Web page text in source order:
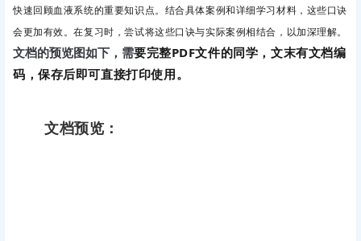
快速回顾血液系统的重要知识点。结合具体案例和详细学习材料，这些口诀
会更加有效。在复习时，尝试将这些口诀与实际案例相结合，以加深理解。
文档的预览图如下，需要完整PDF文件的同学，文末有文档编
码，保存后即可直接打印使用。
文档预览：